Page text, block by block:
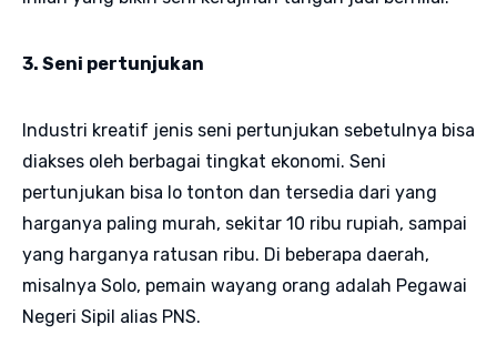
3. Seni pertunjukan
Industri kreatif jenis seni pertunjukan sebetulnya bisa
diakses oleh berbagai tingkat ekonomi. Seni
pertunjukan bisa lo tonton dan tersedia dari yang
harganya paling murah, sekitar 10 ribu rupiah, sampai
yang harganya ratusan ribu. Di beberapa daerah,
misalnya Solo, pemain wayang orang adalah Pegawai
Negeri Sipil alias PNS.